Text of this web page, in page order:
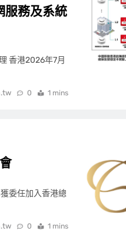
服務及系統
香港2026年7月
0 1 mins
委任加入香港總
0 1 mins